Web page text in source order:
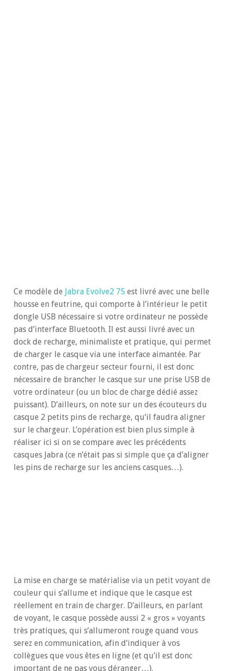
Ce modèle de Jabra Evolve2 75est livré avec une belle
housse en feutrine, qui comporte à l’intérieur le petit
dongle USB nécessaire si votre ordinateur ne possède
pas d’interface Bluetooth. Il est aussi livré avec un
dock de recharge, minimaliste et pratique, qui permet
de charger le casque via une interface aimantée. Par
contre, pas de chargeur secteur fourni, il est donc
nécessaire de brancher le casque sur une prise USB de
votre ordinateur (ou un bloc de charge dédié assez
puissant). D’ailleurs, on note sur un des écouteurs du
casque 2 petits pins de recharge, qu’il faudra aligner
sur le chargeur. L’opération est bien plus simple à
réaliser ici si on se compare avec les précédents
casques Jabra (ce n’était pas si simple que ça d’aligner
les pins de recharge sur les anciens casques…).
La mise en charge se matérialise via un petit voyant de
couleur qui s’allume et indique que le casque est
réellement en train de charger. D’ailleurs, en parlant
de voyant, le casque possède aussi 2 « gros » voyants
très pratiques, qui s’allumeront rouge quand vous
serez en communication, afin d’indiquer à vos
collègues que vous êtes en ligne (et qu’il est donc
important de ne pas vous déranger…).